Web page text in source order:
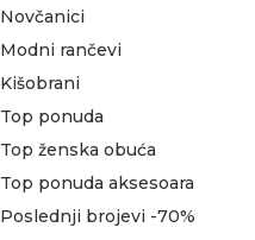
Novčanici
Modni rančevi
Kišobrani
Top ponuda
Top ženska obuća
Top ponuda aksesoara
Poslednji brojevi -70%